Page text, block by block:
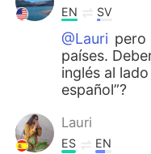
EN SV
@Lauri pero
países.
inglés al
español”?
Lauri
ES EN